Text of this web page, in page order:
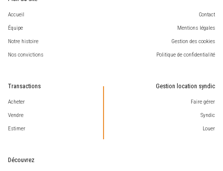
Accueil Contact
Équipe Mentions légales
Notre histoire Gestion des cookies
Nos convictions Politique de confidentialité
Transactions
Acheter
Vendre
Estimer
Gestion location syndic
Faire gérer
Syndic
Louer
Découvrez